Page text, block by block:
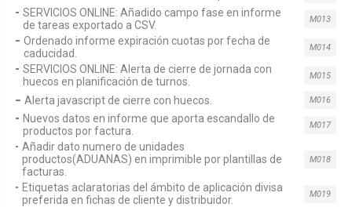
SERVICIOS ONLINE: Añadido campo fase en informe
de tareas exportado a CSV.
M013
Ordenado informe expiración cuotas por fecha de
caducidad.
M014
SERVICIOS ONLINE: Alerta de cierre de jornada con
huecos en planificación de turnos.
M015
Alerta javascript de cierre con huecos. M016
Nuevos datos en informe que aporta escandallo de
productos por factura.
M017
Añadir dato numero de unidades
productos(ADUANAS) en imprimible por plantillas de
facturas.
M018
Etiquetas aclaratorias del ámbito de aplicación divisa
preferida en fichas de cliente y distribuidor.
M019